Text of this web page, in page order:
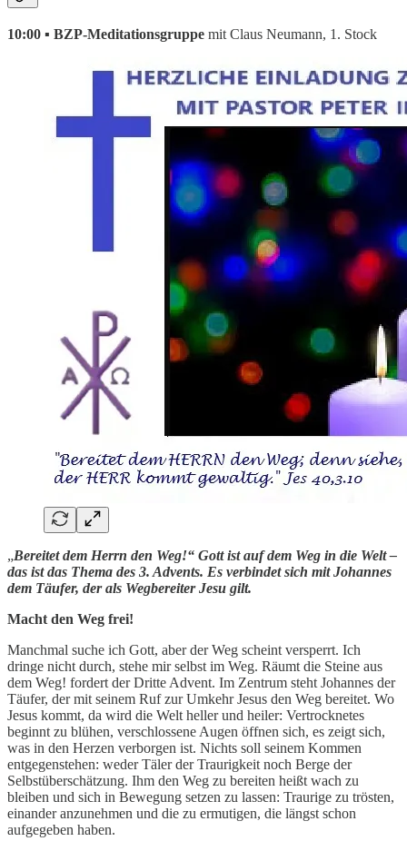
10:00 ▪ BZP-Meditationsgruppe mit Claus Neumann, 1. Stock
„Bereitet dem Herrn den Weg!“ Gott ist auf dem Weg in die Welt –
das ist das Thema des 3. Advents. Es verbindet sich mit Johannes
dem Täufer, der als Wegbereiter Jesu gilt.
Macht den Weg frei!
Manchmal suche ich Gott, aber der Weg scheint versperrt. Ich
dringe nicht durch, stehe mir selbst im Weg. Räumt die Steine aus
dem Weg! fordert der Dritte Advent. Im Zentrum steht Johannes der
Täufer, der mit seinem Ruf zur Umkehr Jesus den Weg bereitet. Wo
Jesus kommt, da wird die Welt heller und heiler: Vertrocknetes
beginnt zu blühen, verschlossene Augen öffnen sich, es zeigt sich,
was in den Herzen verborgen ist. Nichts soll seinem Kommen
entgegenstehen: weder Täler der Traurigkeit noch Berge der
Selbstüberschätzung. Ihm den Weg zu bereiten heißt wach zu
bleiben und sich in Bewegung setzen zu lassen: Traurige zu trösten,
einander anzunehmen und die zu ermutigen, die längst schon
aufgegeben haben.